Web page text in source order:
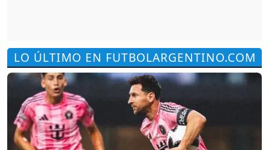
LO ÚLTIMO EN FUTBOLARGENTINO.COM